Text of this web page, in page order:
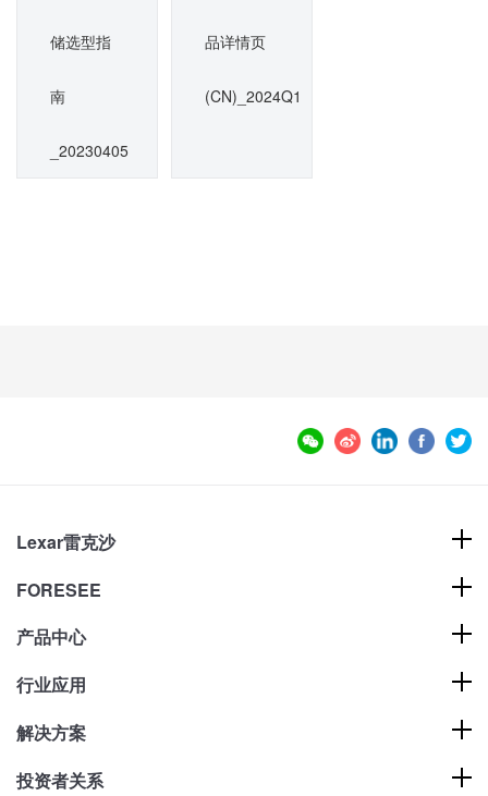
储选型指
南
_20230405
品详情页
(CN)_2024Q1
Lexar雷克沙
FORESEE
产品中心
行业应用
解决方案
投资者关系